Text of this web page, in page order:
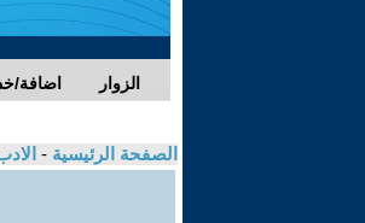
اضافة/ الزوار
الصفحة الرئيسية -